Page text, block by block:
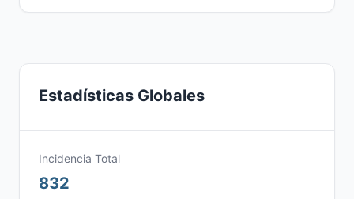
Estadísticas Globales
Incidencia Total
832